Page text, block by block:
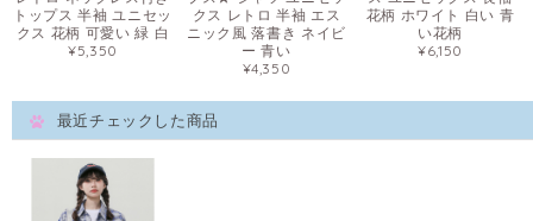
トップス 半袖 ユニセッ
クス 花柄 可愛い 緑 白
¥5,350
クス レトロ 半袖 エス
ニック風 落書き ネイビ
ー 青い
¥4,350
花柄 ホワイト 白い 青
い花柄
¥6,150
最近チェックした商品